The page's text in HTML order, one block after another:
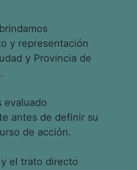
y representación
y Provincia de
evaluado
antes de definir su
de acción.
el trato directo